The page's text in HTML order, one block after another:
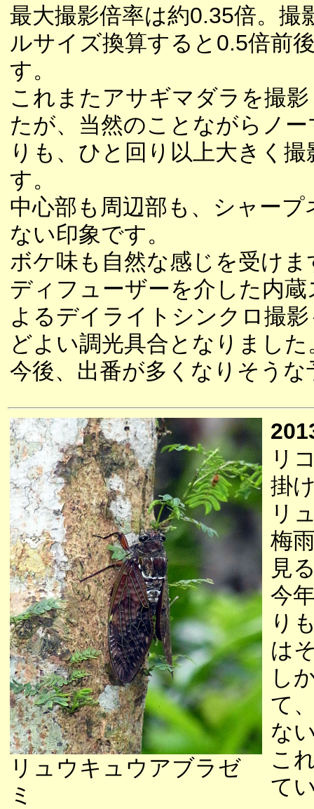
最大撮影倍率は約0.35倍。撮
ルサイズ換算すると0.5倍前
す。
これまたアサギマダラを撮
たが、当然のことながらノ
りも、ひと回り以上大きく
す。
中心部も周辺部も、シャープ
ない印象です。
ボケ味も自然な感じを受けま
ディフューザーを介した内
よるデイライトシンクロ撮
どよい調光具合となりました
今後、出番が多くなりそうな
リュウキュウアブラゼ
ミ
リ
掛
リ
梅
見
今
り
は
し
て
な
こ
て